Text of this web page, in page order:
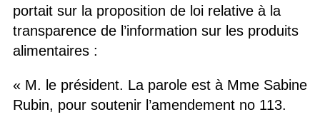
portait sur la proposition de loi relative à la
transparence de l’information sur les produits
alimentaires :
« M. le président. La parole est à Mme Sabine
Rubin, pour soutenir l’amendement no 113.